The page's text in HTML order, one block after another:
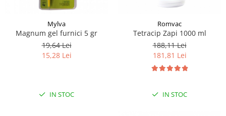
Mylva
Magnum gel furnici 5 gr
19,64 Lei
15,28 Lei
IN STOC
Romvac
Tetracip Zapi 1000 ml
188,11 Lei
181,81 Lei
IN STOC